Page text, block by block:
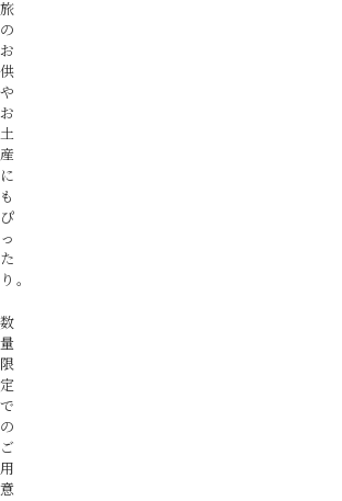
旅
の
お
供
や
お
土
産
に
も
ぴ
っ
た
り。
数
量
限
定
で
の
ご
用
意